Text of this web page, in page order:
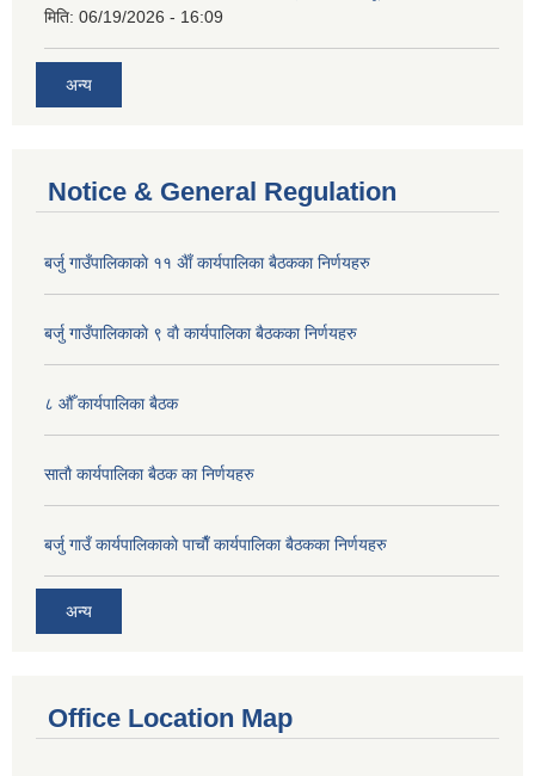
मिति: 06/19/2026 - 16:09
अन्य
Notice & General Regulation
बर्जु गाउँपालिकाकाे ११ अैाँ कार्यपालिका बैठकका निर्णयहरु
बर्जु गाउँपालिकाकाे ९ वाै‌ कार्यपालिका बैठकका निर्णयहरु
८ औँ कार्यपालिका बैठक
साताै‌ कार्यपालिका बैठक का निर्णयहरु
बर्जु गाउँ कार्यपालिकाकाे पाचाै‌ँ कार्यपालिका बैठकका निर्णयहरु
अन्य
Office Location Map